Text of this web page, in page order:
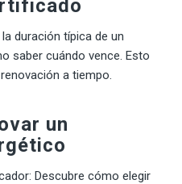
duración típica de un
saber cuándo vence. Esto
a tiempo.
un
Descubre cómo elegir